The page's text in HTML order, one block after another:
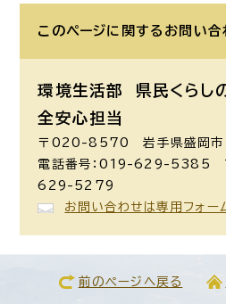
このページに関する お問い合
環境生活部 県民くらし
全安心担当
〒020-8570 岩手県盛岡市
電話番号：019-629-5385
629-5279
お問い合わせは専用フォー
前のページへ戻る